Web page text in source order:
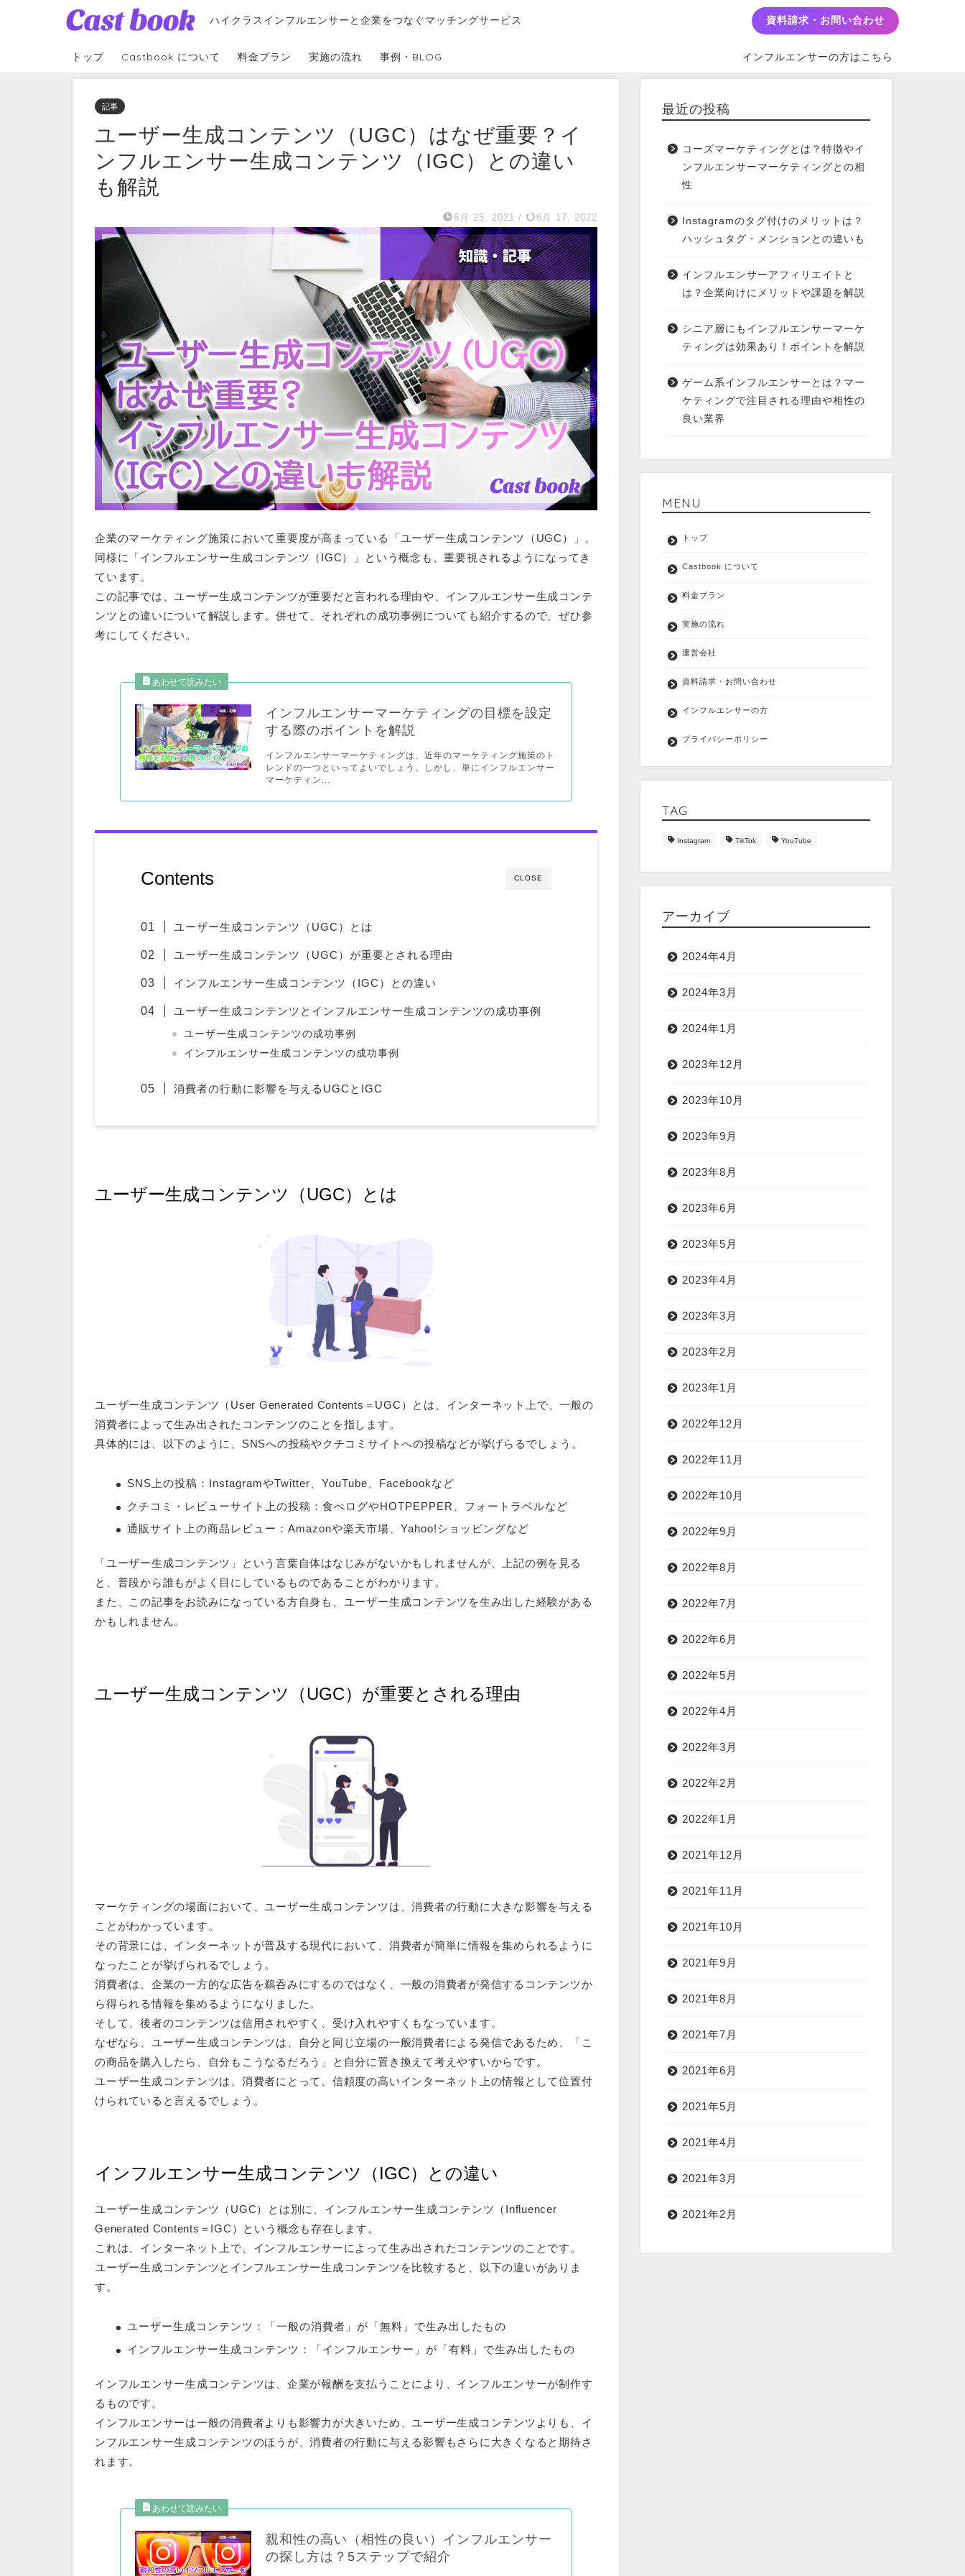
ハイクラスインフルエンサーと企業をつなぐマッチングサービス 資料請求・お問い合わせ
トップ Castbook について 料金プラン 実施の流れ 事例・BLOG インフルエンサーの方はこちら
記事
ユーザー生成コンテンツ（UGC）はなぜ重要？イ
ンフルエンサー生成コンテンツ（IGC）との違い
も解説
6月 25, 2021 / 6月 17, 2022
企業のマーケティング施策において重要度が高まっている「ユーザー生成コンテンツ（UGC）
」。
同様に「インフルエンサー生成コンテンツ（IGC）
」という概念も、重要視されるようになってき
ています。
この記事では、ユーザー生成コンテンツが重要だと言われる理由や、インフルエンサー生成コンテ
ンツとの違いについて解説します。併せて、それぞれの成功事例についても紹介するので、ぜひ参
考にしてください。
インフルエンサーマーケティングの目標を設定
する際のポイントを解説
インフルエンサーマーケティングは、近年のマーケティング施策のト
レンドの一つといってよいでしょう。しかし、単にインフルエンサー
マーケティン...
CLOSE
Contents
ユーザー生成コンテンツ（UGC）とは
ユーザー生成コンテンツ（UGC）が重要とされる理由
インフルエンサー生成コンテンツ（IGC）との違い
ユーザー生成コンテンツとインフルエンサー生成コンテンツの成功事例
ユーザー生成コンテンツの成功事例
インフルエンサー生成コンテンツの成功事例
消費者の行動に影響を与えるUGCとIGC
ユーザー生成コンテンツ（UGC）とは
ユーザー生成コンテンツ（User Generated Contents＝UGC）とは、 インターネット上で、一般の
消費者によって生み出されたコンテンツのことを指します。
具体的には、以下のように、SNSへの投稿やクチコミサイトへの投稿などが挙げらるでしょう。
SNS上の投稿：InstagramやTwitter、YouTube、Facebookなど
クチコミ・レビューサイト上の投稿：食べログやHOTPEPPER、フォートラベルなど
通販サイト上の商品レビュー：Amazonや楽天市場、Yahoo!ショッピングなど
「ユーザー生成コンテンツ」という言葉自体はなじみがないかもしれませんが、上記の例を見る
と、普段から誰もがよく目にしているものであることがわかります。
また、この記事をお読みになっている方自身も、ユーザー生成コンテンツを生み出した経験がある
かもしれません。
ユーザー生成コンテンツ（UGC）が重要とされる理由
マーケティングの場面において、ユーザー生成コンテンツは、消費者の行動に大きな影響を与える
ことがわかっています。
その背景には、インターネットが普及する現代において、消費者が簡単に情報を集められるように
なったことが挙げられるでしょう。
消費者は、企業の一方的な広告を鵜呑みにするのではなく、一般の消費者が発信するコンテンツか
ら得られる情報を集めるようになりました。
そして、後者のコンテンツは信用されやすく、受け入れやすくもなっています。
なぜなら、ユーザー生成コンテンツは、自分と同じ立場の一般消費者による発信であるため、「 こ
の商品を購入したら、自分もこうなるだろう 」と自分に置き換えて考えやすいからです。
ユーザー生成コンテンツは、消費者にとって、 信頼度の高いインターネット上の情報 として位置付
けられていると言えるでしょう。
インフルエンサー生成コンテンツ（IGC）との違い
ユーザー生成コンテンツ（UGC）とは別に、インフルエンサー生成コンテンツ（Influencer
Generated Contents＝IGC）という概念も存在します。
これは、インターネット上で、 インフルエンサーによって生み出されたコンテンツのことです。
ユーザー生成コンテンツとインフルエンサー生成コンテンツを比較すると、以下の違いがありま
す。
ユーザー生成コンテンツ：「一般の消費者」が「無料」で生み出したもの
インフルエンサー生成コンテンツ：「インフルエンサー」が「有料」で生み出したもの
インフルエンサー生成コンテンツは、企業が報酬を支払うことにより、インフルエンサーが制作す
るものです。
インフルエンサーは一般の消費者よりも影響力が大きいため、ユーザー生成コンテンツよりも、イ
ンフルエンサー生成コンテンツのほうが、消費者の行動に与える影響もさらに大きくなる と期待さ
れます。
親和性の高い（相性の良い）インフルエンサー
の探し方は？5ステップで紹介
最近の投稿
コーズマーケティングとは？特徴やイ
ンフルエンサーマーケティングとの相
性
Instagramのタグ付けのメリットは？
ハッシュタグ・メンションとの違いも
インフルエンサーアフィリエイトと
は？企業向けにメリットや課題を解説
シニア層にもインフルエンサーマーケ
ティングは効果あり！ポイントを解説
ゲーム系インフルエンサーとは？マー
ケティングで注目される理由や相性の
良い業界
MENU
トップ
Castbook について
料金プラン
実施の流れ
運営会社
資料請求・お問い合わせ
インフルエンサーの方
プライバシーポリシー
TAG
Instagram TikTok YouTube
アーカイブ
2024年4月
2024年3月
2024年1月
2023年12月
2023年10月
2023年9月
2023年8月
2023年6月
2023年5月
2023年4月
2023年3月
2023年2月
2023年1月
2022年12月
2022年11月
2022年10月
2022年9月
2022年8月
2022年7月
2022年6月
2022年5月
2022年4月
2022年3月
2022年2月
2022年1月
2021年12月
2021年11月
2021年10月
2021年9月
2021年8月
2021年7月
2021年6月
2021年5月
2021年4月
2021年3月
2021年2月